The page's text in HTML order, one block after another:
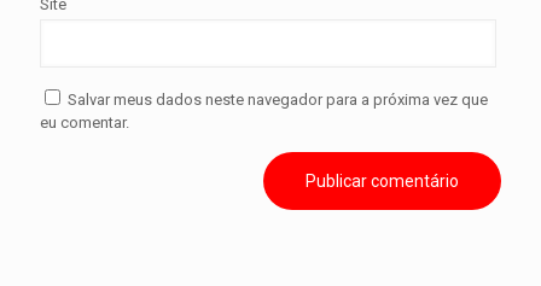
Site
Salvar meus dados neste navegador para a próxima vez que
eu comentar.